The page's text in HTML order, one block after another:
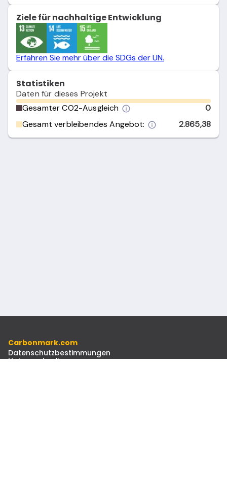
Ziele für nachhaltige Entwicklung
Erfahren Sie mehr über die SDGs der UN.
Statistiken
Daten für dieses Projekt
Gesamter CO2-Ausgleich
0
Gesamt verbleibendes Angebot:
2.865,38
Carbonmark.com
Datenschutzbestimmungen
Nutzungsbedingungen